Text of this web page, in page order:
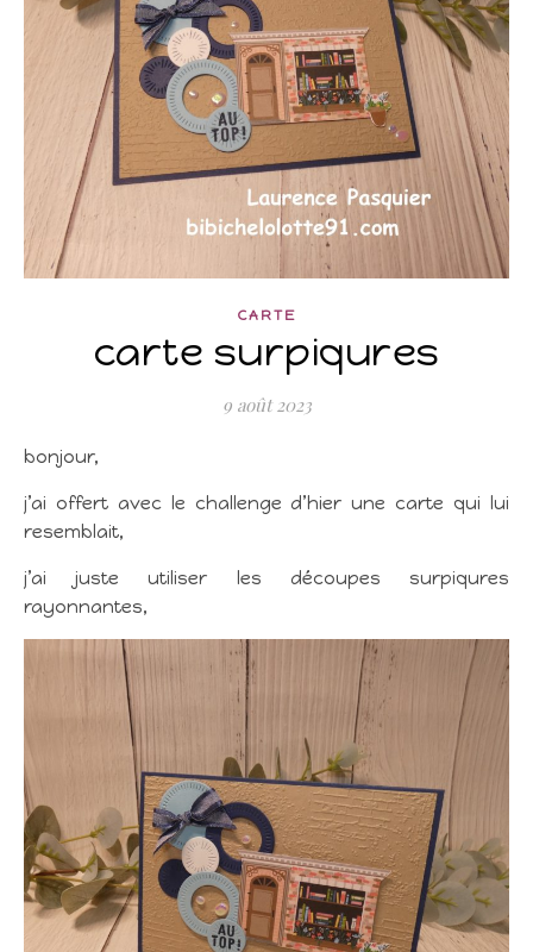
CARTE
carte surpiqures
9 août 2023
bonjour,
j’ai offert avec le challenge d’hier une carte qui lui
resemblait,
j’ai juste utiliser les découpes surpiqures
rayonnantes,